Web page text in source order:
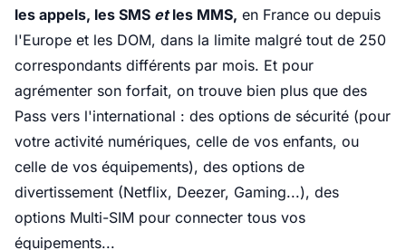
les appels, les SMS etles MMS, en France ou depuis
l'Europe et les DOM, dans la limite malgré tout de 250
correspondants différents par mois. Et pour
agrémenter son forfait, on trouve bien plus que des
Pass vers l'international : des options de sécurité (pour
votre activité numériques, celle de vos enfants, ou
celle de vos équipements), des options de
divertissement (Netflix, Deezer, Gaming...), des
options Multi-SIM pour connecter tous vos
équipements...